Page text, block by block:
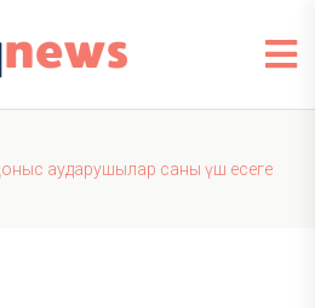
қоныс аударушылар саны үш есеге